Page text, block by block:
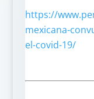
https://
mexicana-
el-covid-19/